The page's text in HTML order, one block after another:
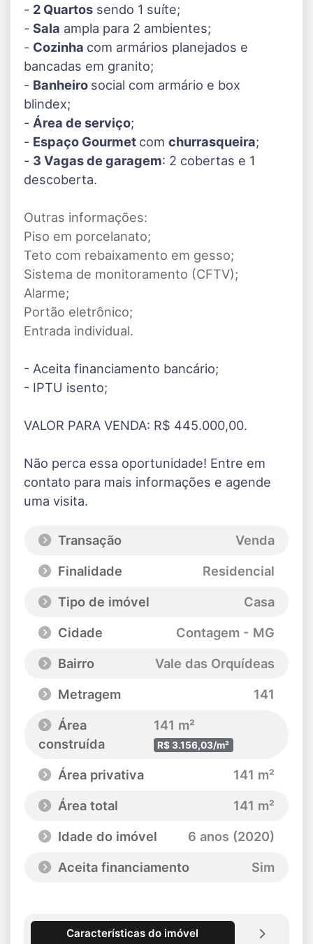
- 2 Quartos sendo 1 suíte;
- Sala ampla para 2 ambientes;
- Cozinha com armários planejados e
bancadas em granito;
- Banheiro social com armário e box
blindex;
- Área de serviço;
- Espaço Gourmet com churrasqueira;
- 3 Vagas de garagem: 2 cobertas e 1
descoberta.
Outras informações:
Piso em porcelanato;
Teto com rebaixamento em gesso;
Sistema de monitoramento (CFTV);
Alarme;
Portão eletrônico;
Entrada individual.
- Aceita financiamento bancário;
- IPTU isento;
VALOR PARA VENDA: R$ 445.000,00.
Não perca essa oportunidade! Entre em
contato para mais informações e agende
uma visita.
Transação
Venda
Finalidade
Residencial
Tipo de imóvel
Casa
Cidade
Contagem - MG
Bairro
Vale das Orquídeas
Metragem
141
Área
construída
141 m²
R$ 3.156,03/m²
Área privativa
141 m²
Área total
141 m²
Idade do imóvel
6 anos (2020)
Aceita financiamento
Sim
Características do imóvel